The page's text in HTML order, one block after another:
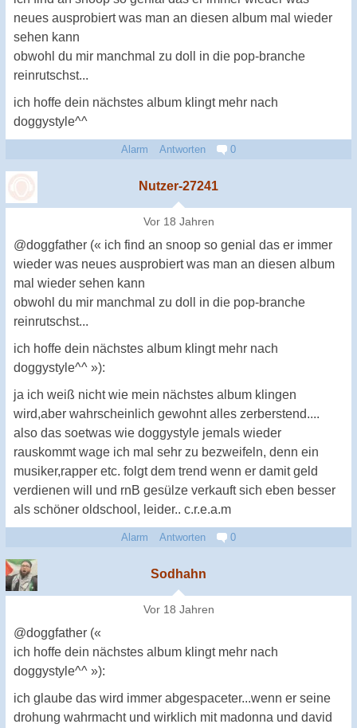
neues ausprobiert was man an diesen album mal wieder
sehen kann
obwohl du mir manchmal zu doll in die pop-branche
reinrutschst...
ich hoffe dein nächstes album klingt mehr nach
doggystyle^^
Alarm Antworten 0
Nutzer-27241
Vor 18 Jahren
@doggfather (« ich find an snoop so genial das er immer
wieder was neues ausprobiert was man an diesen album
mal wieder sehen kann
obwohl du mir manchmal zu doll in die pop-branche
reinrutschst...
ich hoffe dein nächstes album klingt mehr nach
doggystyle^^ »):
ja ich weiß nicht wie mein nächstes album klingen
wird,aber wahrscheinlich gewohnt alles zerberstend....
also das soetwas wie doggystyle jemals wieder
rauskommt wage ich mal sehr zu bezweifeln, denn ein
musiker,rapper etc. folgt dem trend wenn er damit geld
verdienen will und rnB gesülze verkauft sich eben besser
als schöner oldschool, leider.. c.r.e.a.m
Alarm Antworten 0
Sodhahn
Vor 18 Jahren
@doggfather («
ich hoffe dein nächstes album klingt mehr nach
doggystyle^^ »):
ich glaube das wird immer abgespaceter...wenn er seine
drohung wahrmacht und wirklich mit madonna und david